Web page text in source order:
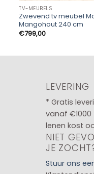
TV-MEUBELS
Zwevend tv meubel
Mangohout 240 cm
€799,00
LEVERING
* Gratis
vanaf €1000
lenen kost
NIET
JE
Stuur ons